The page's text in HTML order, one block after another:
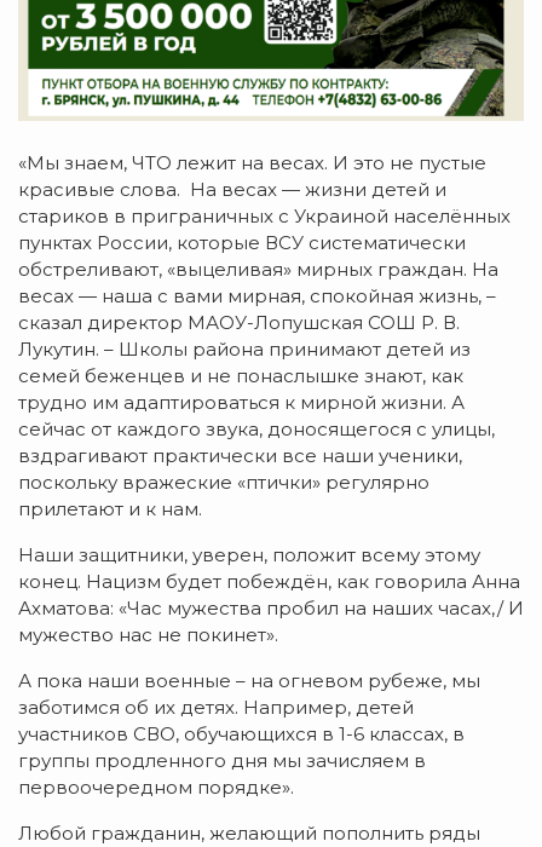
«Мы знаем, ЧТО лежит на весах. И это не пустые
красивые слова. На весах — жизни детей и
стариков в приграничных с Украиной населённых
пунктах России, которые ВСУ систематически
обстреливают, «выцеливая» мирных граждан. На
весах — наша с вами мирная, спокойная жизнь, –
сказал директор МАОУ-Лопушская СОШ Р. В.
Лукутин. – Школы района принимают детей из
семей беженцев и не понаслышке знают, как
трудно им адаптироваться к мирной жизни. А
сейчас от каждого звука, доносящегося с улицы,
вздрагивают практически все наши ученики,
поскольку вражеские «птички» регулярно
прилетают и к нам.
Наши защитники, уверен, положит всему этому
конец. Нацизм будет побеждён, как говорила Анна
Ахматова: «Час мужества пробил на наших часах,/ И
мужество нас не покинет».
А пока наши военные – на огневом рубеже, мы
заботимся об их детях. Например, детей
участников СВО, обучающихся в 1-6 классах, в
группы продленного дня мы зачисляем в
первоочередном порядке».
Любой гражданин, желающий пополнить ряды